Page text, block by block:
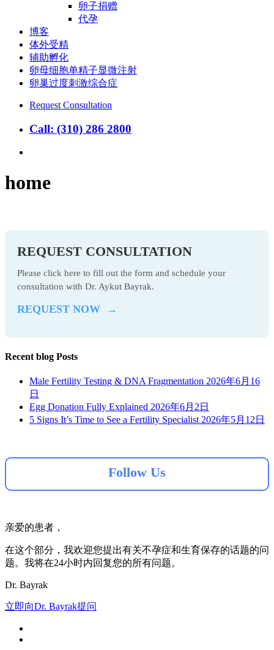
卵子捐赠
代孕
博客
体外受精
辅助孵化
卵母细胞单精子显微注射
卵巢过度刺激综合症
Request Consultation
Call: (310) 286 2800
home
REQUEST CONSULTATION
Please click here to fill out the form and schedule your
consultation with Dr. Aykut Bayrak.
REQUEST NOW →
Recent blog Posts
Male Fertility Testing & DNA Fragmentation 2026年6月16
日
Egg Donation Fully Explained 2026年6月2日
5 Signs It’s Time to See a Fertility Specialist 2026年5月12日
Follow Us
亲爱的患者，
在这个部分，我欢迎您提出有关不孕症和生育保存的话题的问
题。我将在24小时内回复您的所有问题。
Dr. Bayrak
立即向Dr. Bayrak提问